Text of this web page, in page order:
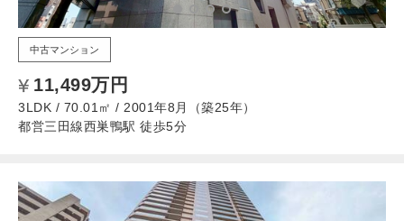
中古マンション
11,499万円
3LDK / 70.01㎡ / 2001年8月（築25年）
都営三田線西巣鴨駅 徒歩5分